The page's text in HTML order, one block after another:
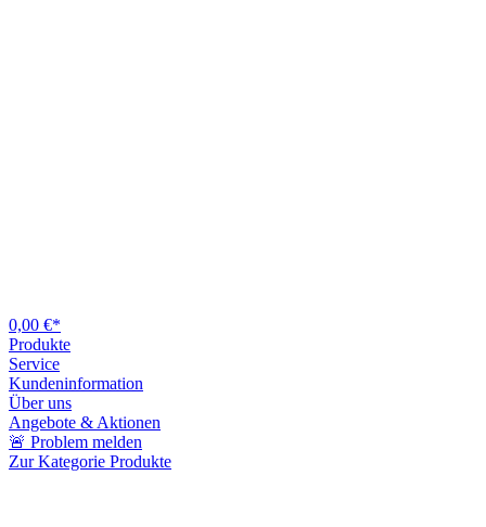
0,00 €*
Produkte
Service
Kundeninformation
Über uns
Angebote & Aktionen
🚨 Problem melden
Zur Kategorie Produkte